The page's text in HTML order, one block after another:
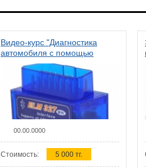
Видео-курс "Диагностика
автомобиля с помощью
сканера ELM 327"
00.00.0000
Стоимость: 5 000 тг.